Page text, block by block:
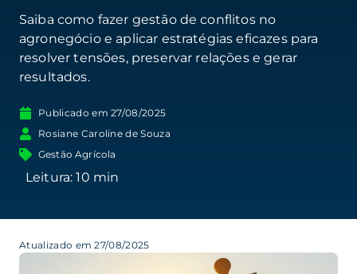
Saiba como fazer gestão de conflitos no
agronegócio e aplicar estratégias eficazes para
resolver tensões, preservar relações e gerar
resultados.
Publicado em 27/08/2025
Rosiane Caroline de Souza
Gestão Agrícola
Atualizado em 27/08/2025